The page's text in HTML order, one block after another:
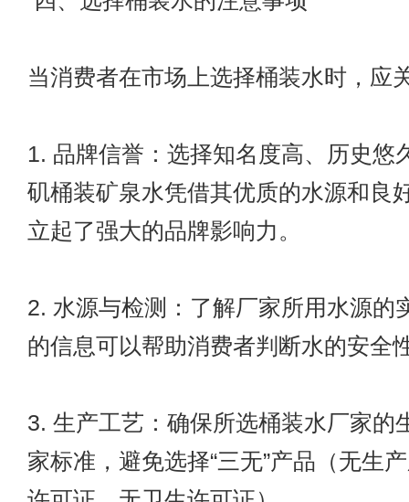
当消费者在市场上选择桶装水时，应
1. 品牌信誉：选择知名度高、历史悠
矶桶装矿泉水凭借其优质的水源和良
立起了强大的品牌影响力。
2. 水源与检测：了解厂家所用水源的
的信息可以帮助消费者判断水的安全
3. 生产工艺：确保所选桶装水厂家的
家标准，避免选择“三无”产品（无生